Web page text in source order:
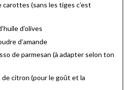
(sans les tiges c’est
d’olives
d’amande
de parmesan (à adapter selon ton
de citron (pour le goût et la